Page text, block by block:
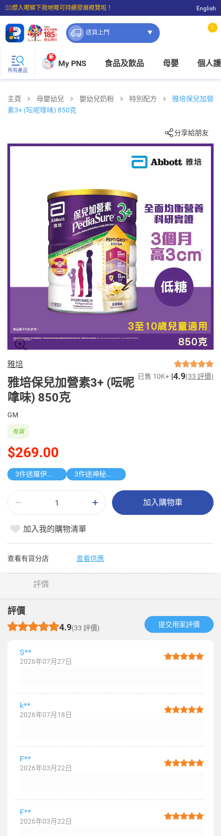
☝🏼㩒入嚟睇下我哋嘅可持續發展概覽啦！
⭐購物滿$399即享免費送貨；滿$100即可免費店取。
English
送貨上門
0
所有產品
新
My PNS 食品及飲品 母嬰 個人
主頁 母嬰幼兒 嬰幼兒奶粉 特別配方
雅培保兒加營
素3+ (呍呢嗱味) 850克
分享給朋友
雅培
雅培保兒加營素3+ (呍呢
嗱味) 850克
已售 10K+ 4.9(33 評價)
GM
$269.00
有貨
3件送羅伊遙控車 3件送神秘禮物
加入購物車
加入我的購物清單
查看有貨分店 查看供應
評價
評價
4.9(33 評價) 提交用家評價​
S**
2026年07月27日
k**
2026年07月18日
F**
2026年03月22日
F**
2026年03月22日